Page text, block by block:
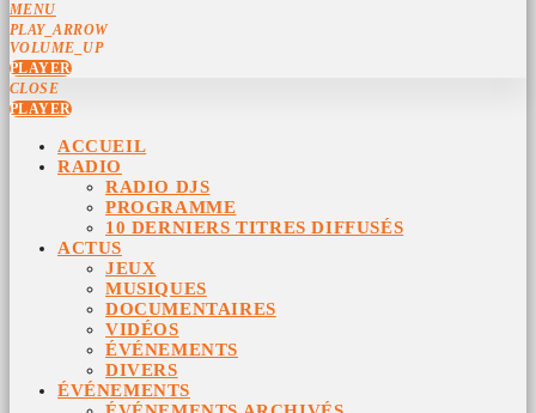
MENU
PLAY_ARROW
VOLUME_UP
PLAYER
CLOSE
PLAYER
ACCUEIL
RADIO
RADIO DJS
PROGRAMME
10 DERNIERS TITRES DIFFUSÉS
ACTUS
JEUX
MUSIQUES
DOCUMENTAIRES
VIDÉOS
ÉVÉNEMENTS
DIVERS
ÉVÉNEMENTS